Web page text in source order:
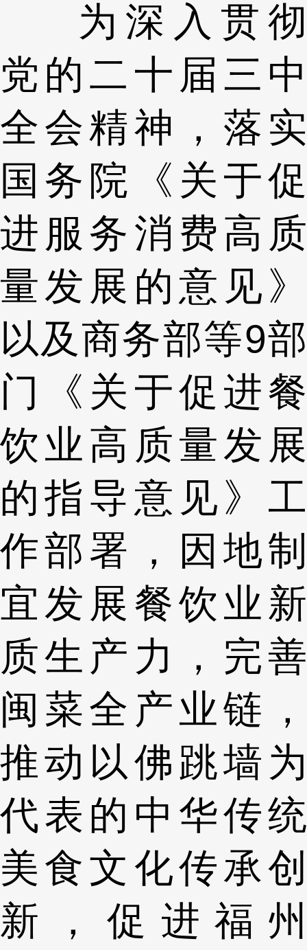
为深入贯彻
党的二十届三中
全会精神，落实
国务院《关于促
进服务消费高质
量发展的意见》
以及商务部等9部
门《关于促进餐
饮业高质量发展
的指导意见》工
作部署，因地制
宜发展餐饮业新
质生产力，完善
闽菜全产业链，
推动以佛跳墙为
代表的中华传统
美食文化传承创
新，促进福州